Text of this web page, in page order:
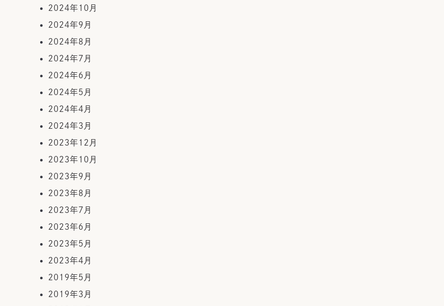
2024年10月
2024年9月
2024年8月
2024年7月
2024年6月
2024年5月
2024年4月
2024年3月
2023年12月
2023年10月
2023年9月
2023年8月
2023年7月
2023年6月
2023年5月
2023年4月
2019年5月
2019年3月